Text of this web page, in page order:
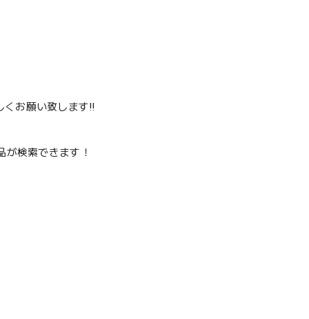
お願い致します‼️
検索できます！